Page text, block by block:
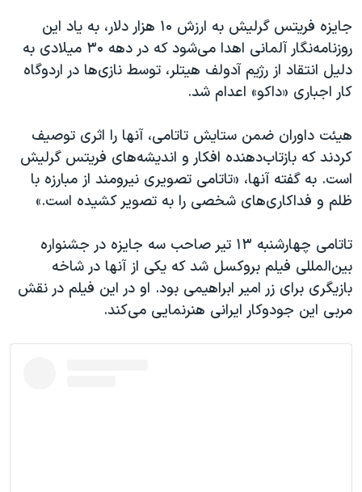
جایزه فریتس گرلیش به ارزش ۱۰ هزار دلار، به یاد این
روزنامه‌نگار آلمانی اهدا می‌شود که در دهه ۳۰ میلادی به
دلیل انتقاد از رژیم آدولف هیتلر، توسط نازی‌ها در اردوگاه
کار اجباری «داکو» اعدام شد.
هیئت داوران ضمن ستایش تاتامی، آنها را اثری توصیف
کردند که بازتاب‌دهنده افکار و اندیشه‌های فریتس گرلیش
است. به گفته آنها، «تاتامی تصویری نیرومند از مبارزه با
ظلم و فداکاری‌های شخصی را به تصویر کشیده است.»
تاتامی چهارشنبه ۱۳ تیر صاحب سه جایزه در جشنواره
بین‌المللی فیلم بروکسل شد که یکی از آنها در شاخه
بازیگری برای زر امیر ابراهیمی بود. او در این فیلم در نقش
مربی این جودوکار ایرانی هنرنمایی می‌کند.